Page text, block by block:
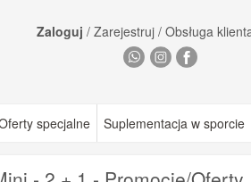
Zaloguj /Zarejestruj /Obsługa
specjalne Suplementacja w sporcie